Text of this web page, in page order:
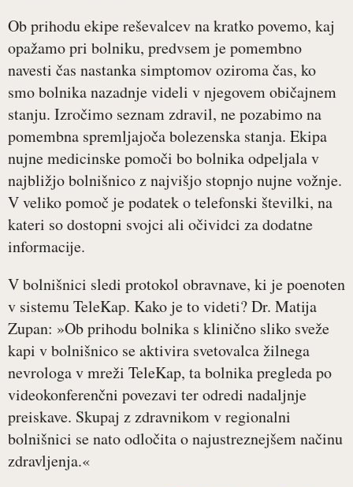
Ob prihodu ekipe reševalcev na kratko povemo, kaj
opažamo pri bolniku, predvsem je pomembno
navesti čas nastanka simptomov oziroma čas, ko
smo bolnika nazadnje videli v njegovem običajnem
stanju. Izročimo seznam zdravil, ne pozabimo na
pomembna spremljajoča bolezenska stanja. Ekipa
nujne medicinske pomoči bo bolnika odpeljala v
najbližjo bolnišnico z najvišjo stopnjo nujne vožnje.
V veliko pomoč je podatek o telefonski številki, na
kateri so dostopni svojci ali očividci za dodatne
informacije.
V bolnišnici sledi protokol obravnave, ki je poenoten
v sistemu TeleKap. Kako je to videti? Dr. Matija
Zupan: »Ob prihodu bolnika s klinično sliko sveže
kapi v bolnišnico se aktivira svetovalca žilnega
nevrologa v mreži TeleKap, ta bolnika pregleda po
videokonferenčni povezavi ter odredi nadaljnje
preiskave. Skupaj z zdravnikom v regionalni
bolnišnici se nato odločita o najustreznejšem načinu
zdravljenja.«